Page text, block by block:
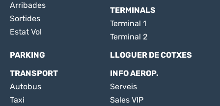
Arribades
Sortides
Estat Vol
TERMINALS
Terminal 1
Terminal 2
PARKING
LLOGUER DE COTXES
TRANSPORT
Autobus
Taxi
INFO AEROP.
Serveis
Sales VIP